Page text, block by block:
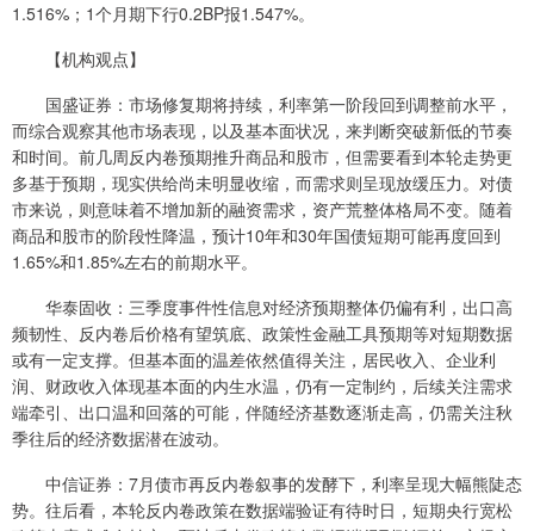
1.516%；1个月期下行0.2BP报1.547%。
【机构观点】
国盛证券：市场修复期将持续，利率第一阶段回到调整前水平，
而综合观察其他市场表现，以及基本面状况，来判断突破新低的节奏
和时间。前几周反内卷预期推升商品和股市，但需要看到本轮走势更
多基于预期，现实供给尚未明显收缩，而需求则呈现放缓压力。对债
市来说，则意味着不增加新的融资需求，资产荒整体格局不变。随着
商品和股市的阶段性降温，预计10年和30年国债短期可能再度回到
1.65%和1.85%左右的前期水平。
华泰固收：三季度事件性信息对经济预期整体仍偏有利，出口高
频韧性、反内卷后价格有望筑底、政策性金融工具预期等对短期数据
或有一定支撑。但基本面的温差依然值得关注，居民收入、企业利
润、财政收入体现基本面的内生水温，仍有一定制约，后续关注需求
端牵引、出口温和回落的可能，伴随经济基数逐渐走高，仍需关注秋
季往后的经济数据潜在波动。
中信证券：7月债市再反内卷叙事的发酵下，利率呈现大幅熊陡态
势。往后看，本轮反内卷政策在数据端验证有待时日，短期央行宽松